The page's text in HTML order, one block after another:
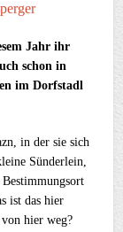
Jahr ihr
schon in
im Dorfstadl
in der sie sich
Sünderlein,
ist das hier
hier weg?